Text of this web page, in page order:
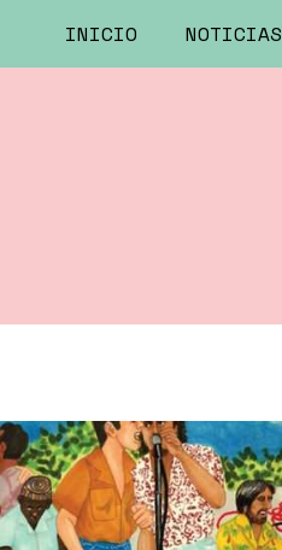
INICIO NOTICIAS